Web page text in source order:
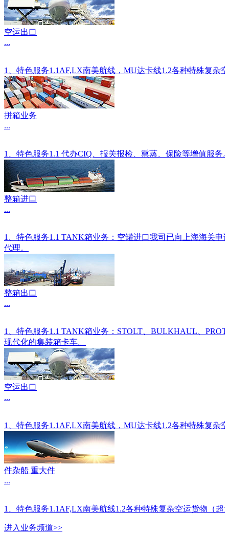
空运出口
...
1、特色服务1.1AF,LX南美航线，MU达卡线1.2各种特殊复杂
拼箱业务
...
1、特色服务1.1 代办CIQ、报关报检、熏蒸、保险等增值服
整箱进口
...
1、特色服务1.1 TANK箱业务：空罐进口我司已向上海海关
代理。
整箱出口
...
1、特色服务1.1 TANK箱业务：STOLT、BULKHAUL、
现代化的集装箱卡车。
空运出口
...
1、特色服务1.1AF,LX南美航线，MU达卡线1.2各种特殊复杂
件杂船 重大件
...
1、特色服务1.1AF,LX南美航线1.2各种特殊复杂空运货物（
进入 业务频道>>